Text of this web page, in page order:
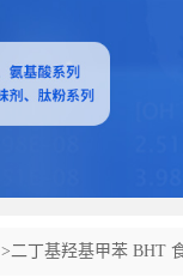
>二丁基羟基甲苯 BHT